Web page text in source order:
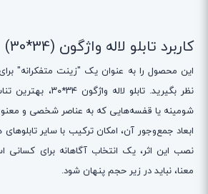
کاربرد تابلو لاله واژگون (34*30)
این محصول را به عنوان یک "زینت متفکرانه"
نظر بگیرید. تابلو
شومینه یا قفسه‌هایی که به عناصر شخصی و
ابعاد جمع‌وجور آن، امکان ترکیب با سایر
نصب این اثر، یک انتخاب آگاهانه برای کسانی
معنا، نباید در زیر حجم پنهان شود.